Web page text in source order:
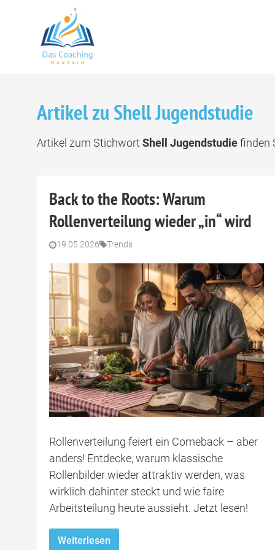
Artikel zu Shell Jugendstudie
Artikel zum Stichwort Shell Jugendstudiefinden
Back to the Roots: Warum
Rollenverteilung wieder „in“ wird
19.05.2026 Trends
Rollenverteilung feiert ein Comeback – aber
anders! Entdecke, warum klassische
Rollenbilder wieder attraktiv werden, was
wirklich dahinter steckt und wie faire
Arbeitsteilung heute aussieht. Jetzt lesen!
Weiterlesen